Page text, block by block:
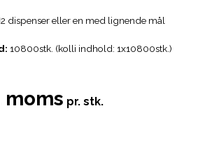
dispenser eller en med lignende mål
10800stk. (kolli indhold: 1x10800stk.)
moms pr. stk.